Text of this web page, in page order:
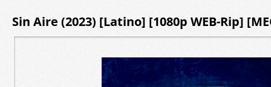
Sin Aire (2023) [Latino] [1080p WEB-Rip]